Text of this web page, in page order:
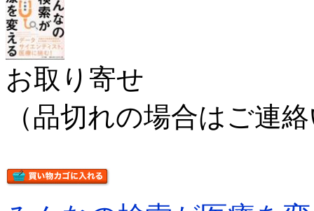
お取り寄せ
（品切れの場合はご連